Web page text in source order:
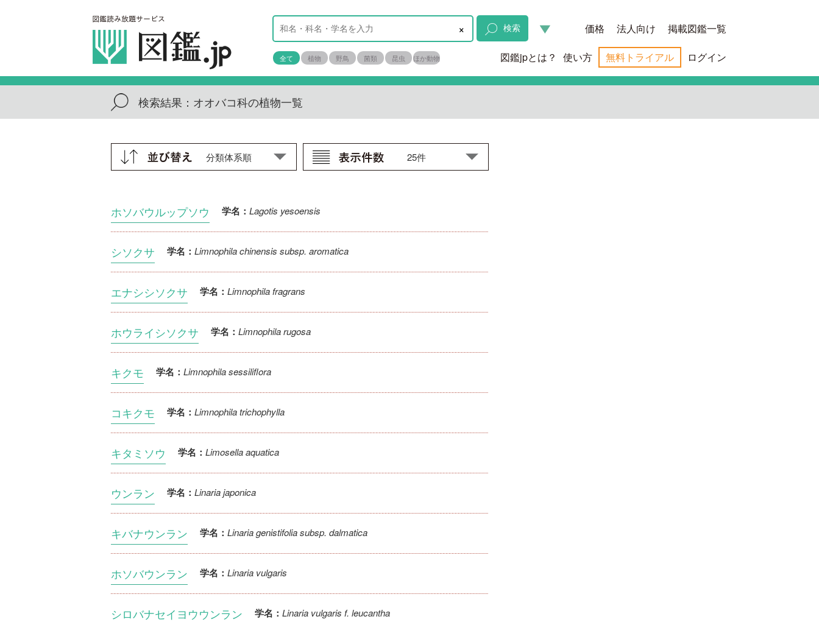
× 検索
全て 植物 野鳥 菌類 昆虫 ほか動物
価格 法人向け 掲載図鑑一覧
図鑑jpとは？ 使い方 無料トライアル ログイン
検索結果： オオバコ科の植物一覧
ホソバウルップソウ 学名： Lagotis yesoensis
シソクサ 学名： Limnophila chinensis subsp. aromatica
エナシシソクサ 学名： Limnophila fragrans
ホウライシソクサ 学名： Limnophila rugosa
キクモ 学名： Limnophila sessiliflora
コキクモ 学名： Limnophila trichophylla
キタミソウ 学名： Limosella aquatica
ウンラン 学名： Linaria japonica
キバナウンラン 学名： Linaria genistifolia subsp. dalmatica
ホソバウンラン 学名： Linaria vulgaris
シロバナセイヨウウンラン 学名： Linaria vulgaris f. leucantha